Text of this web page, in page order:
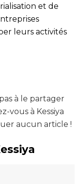
et de
leurs activités
à le partager
vous à Kessiya
aucun article !